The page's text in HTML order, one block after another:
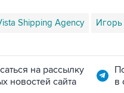
Shipping Agency Игорь
на рассылку
новостей сайта
в